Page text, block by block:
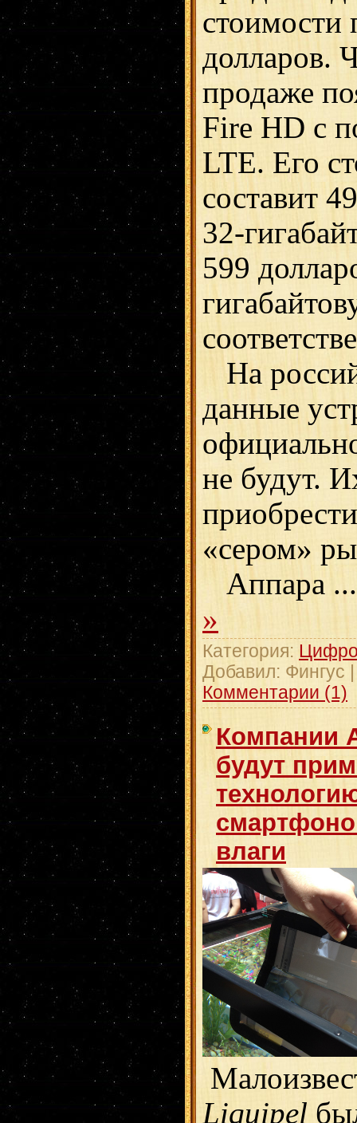
стоимости
долларов.
продаже
Fire HD с
LTE. Его
составит
32-
599
На
данные
не будут.
«сером»
Аппара
»
Категория:
Добавил: Фингус
Комментарии (1)
Компании
будут
влаги
Liquipel